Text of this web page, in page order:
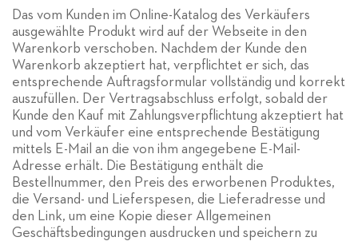
Das vom Kunden im Online-Katalog des Verkäufers
ausgewählte Produkt wird auf der Webseite in den
Warenkorb verschoben. Nachdem der Kunde den
Warenkorb akzeptiert hat, verpflichtet er sich, das
entsprechende Auftragsformular vollständig und korrekt
auszufüllen. Der Vertragsabschluss erfolgt, sobald der
Kunde den Kauf mit Zahlungsverpflichtung akzeptiert hat
und vom Verkäufer eine entsprechende Bestätigung
mittels E-Mail an die von ihm angegebene E-Mail-
Adresse erhält. Die Bestätigung enthält die
Bestellnummer, den Preis des erworbenen Produktes,
die Versand- und Lieferspesen, die Lieferadresse und
den Link, um eine Kopie dieser Allgemeinen
Geschäftsbedingungen ausdrucken und speichern zu